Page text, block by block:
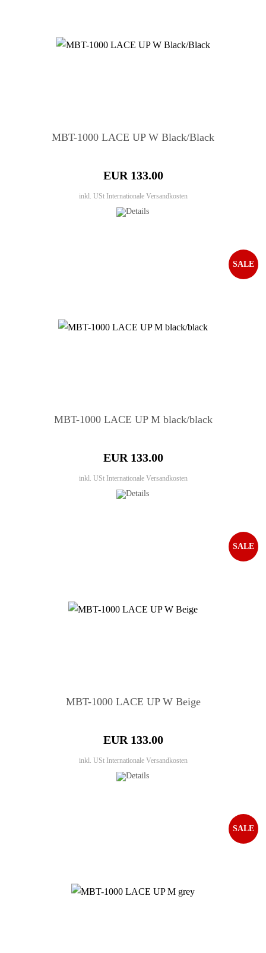
MBT-1000 LACE UP W Black/Black
EUR 133.00
inkl. USt Internationale Versandkosten
MBT-1000 LACE UP M black/black
EUR 133.00
inkl. USt Internationale Versandkosten
SALE
MBT-1000 LACE UP W Beige
EUR 133.00
inkl. USt Internationale Versandkosten
SALE
SALE